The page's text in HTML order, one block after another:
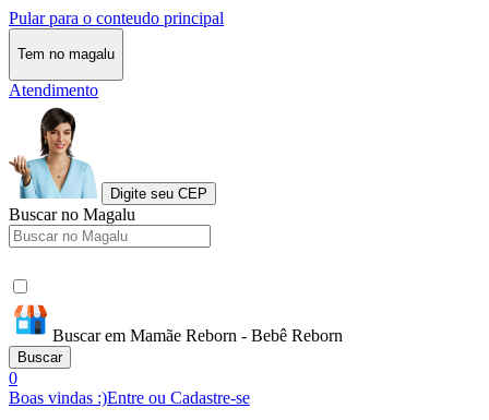
Pular para o conteudo principal
Tem no magalu
Atendimento
Digite seu CEP
Buscar no Magalu
Buscar em Mamãe Reborn - Bebê Reborn
Buscar
0
Boas vindas :)Entre ou Cadastre-se